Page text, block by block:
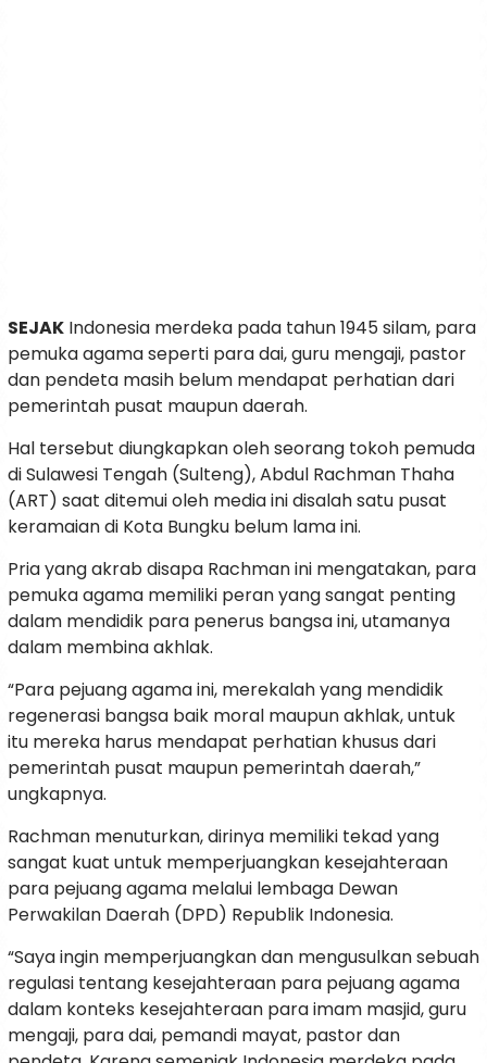
SEJAK Indonesia merdeka pada tahun 1945 silam, para
pemuka agama seperti para dai, guru mengaji, pastor
dan pendeta masih belum mendapat perhatian dari
pemerintah pusat maupun daerah.
Hal tersebut diungkapkan oleh seorang tokoh pemuda
di Sulawesi Tengah (Sulteng), Abdul Rachman Thaha
(ART) saat ditemui oleh media ini disalah satu pusat
keramaian di Kota Bungku belum lama ini.
Pria yang akrab disapa Rachman ini mengatakan, para
pemuka agama memiliki peran yang sangat penting
dalam mendidik para penerus bangsa ini, utamanya
dalam membina akhlak.
“Para pejuang agama ini, merekalah yang mendidik
regenerasi bangsa baik moral maupun akhlak, untuk
itu mereka harus mendapat perhatian khusus dari
pemerintah pusat maupun pemerintah daerah,”
ungkapnya.
Rachman menuturkan, dirinya memiliki tekad yang
sangat kuat untuk memperjuangkan kesejahteraan
para pejuang agama melalui lembaga Dewan
Perwakilan Daerah (DPD) Republik Indonesia.
“Saya ingin memperjuangkan dan mengusulkan sebuah
regulasi tentang kesejahteraan para pejuang agama
dalam konteks kesejahteraan para imam masjid, guru
mengaji, para dai, pemandi mayat, pastor dan